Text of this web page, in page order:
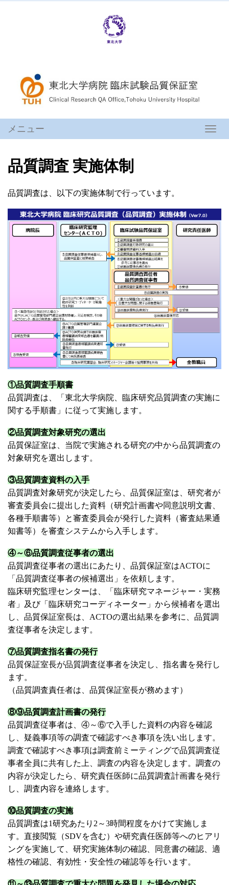
ナ
ビ
り
替
メニュー
品質調査 実施体制
品質調査は、以下の実施体制で行っています。
①品質調査手順書
品質調査は、「東北大学病院、臨床研究品質調査の実施に
関する手順書」に従って実施します。
②品質調査対象研究の選出
品質保証室は、当院で実施される研究の中から品質調査の
対象研究を選出します。
③品質調査資料の入手
品質調査対象研究が決定したら、品質保証室は、研究者が
審査委員会に提出した資料（研究計画書や同意説明文書、
各種手順書等）と審査委員会が発行した資料（審査結果通
知書等）を審査システムから入手します。
④～⑥品質調査従事者の選出
品質調査従事者の選出にあたり、品質保証室はACTOに
「品質調査従事者の候補選出」を依頼します。
臨床研究監理センターは、「臨床研究マネージャー・実務
者」及び「臨床研究コーディネーター」から候補者を選出
し、品質保証室長は、ACTOの選出結果を参考に、品質調
査従事者を決定します。
⑦品質調査指名書の発行
品質保証室長が品質調査従事者を決定し、指名書を発行し
ます。
（品質調査責任者は、品質保証室長が務めます）
⑧⑨品質調査計画書の発行
品質調査従事者は、④～⑥で入手した資料の内容を確認
し、疑義事項等の調査で確認すべき事項を洗い出します。
調査で確認すべき事項は調査前ミーティングで品質調査従
事者全員に共有した上、調査の内容を決定します。調査の
内容が決定したら、研究責任医師に品質調査計画書を発行
し、調査内容を連絡します。
⑩品質調査の実施
品質調査は1研究あたり2～3時間程度をかけて実施しま
す。直接閲覧（SDVを含む）や研究責任医師等へのヒアリ
ングを実施して、研究実施体制の確認、同意書の確認、適
格性の確認、有効性・安全性の確認等を行います。